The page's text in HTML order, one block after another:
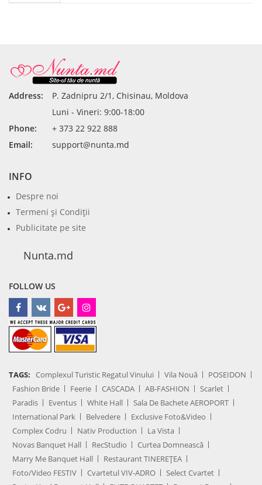
Address:
P. Zadnipru 2/1, Chisinau, Moldova
Luni - Vineri: 9:00-18:00
Phone:
+ 373 22 922 888
Email:
support@nunta.md
INFO
Despre noi
Termeni şi Condiţii
Publicitate pe site
Nunta.md
FOLLOW US
TAGS: Complexul Turistic Regatul Vinului Vila Nouă
POSEIDON
Fashion Bride
Feerie CASCADA AB-FASHION
Scarlet
Paradis
Eventus White Hall
Sala De Bachete AEROPORT
International Park
Belvedere
Exclusive Foto&Video
Complex Codru
Nativ Production
La Vista
Novas Banquet Hall
RecStudio
Curtea Domnească
Marry Me Banquet Hall
Restaurant TINEREȚEA
Foto/Video FESTIV
Cvartetul VIV-ADRO
Select Cvartet